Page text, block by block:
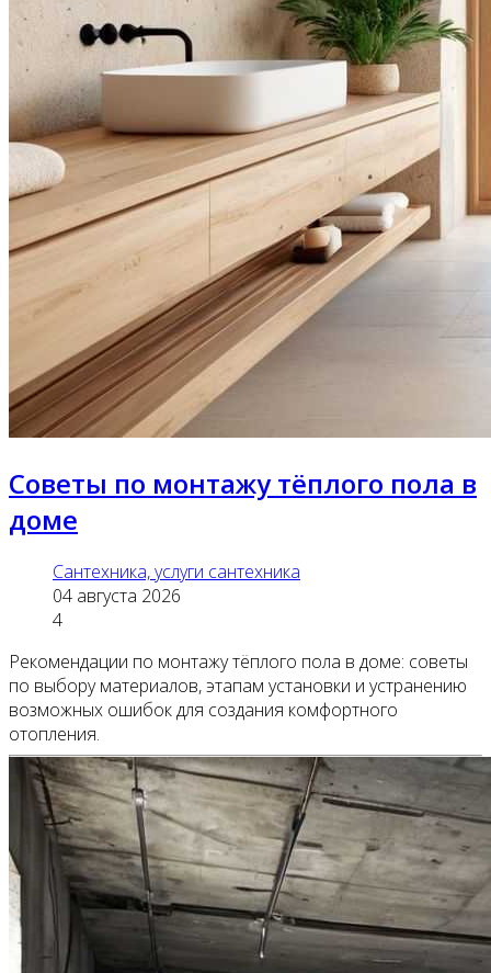
Советы по монтажу тёплого пола в
доме
Сантехника, услуги сантехника
04 августа 2026
4
Рекомендации по монтажу тёплого пола в доме: советы
по выбору материалов, этапам установки и устранению
возможных ошибок для создания комфортного
отопления.